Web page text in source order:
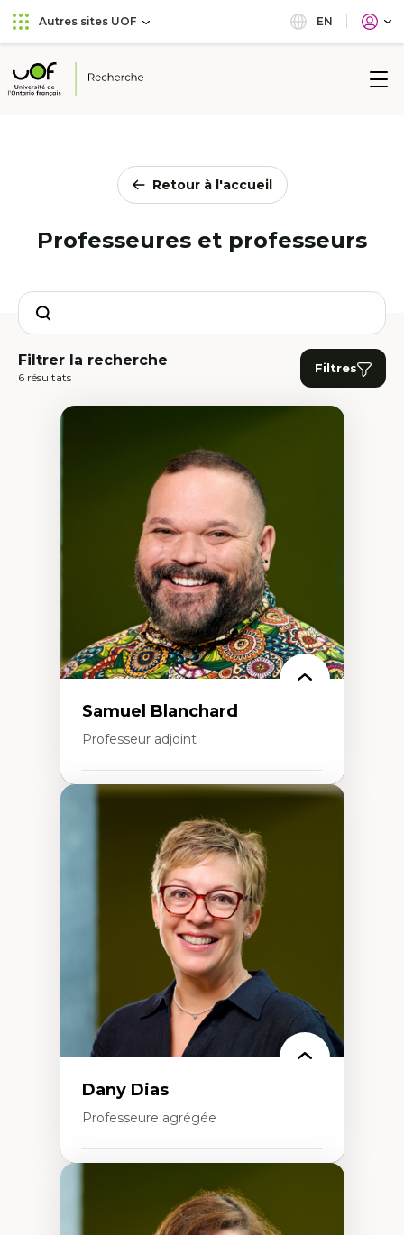
Aller
au
principal
Passer
au
Autres sites UOF EN
Université
Retour à l'accueil
Professeures et professeurs
Search
Filtrer la recherche
6 résultats
Filtres
Samuel Blanchard
Professeur adjoint
Didactique des sciences – processus
d’enquête et culture scientifique
Éducation en milieu minoritaire –
construction identitaire et conscience
Technologies éducatives – ludification et
programmation pédagogique
La langue dans toutes les matières –
environnement discursif et langage
Dany Dias
Professeure agrégée
Pédagogies critiques et justice sociale
Éthique relationnelle et sollicitude en